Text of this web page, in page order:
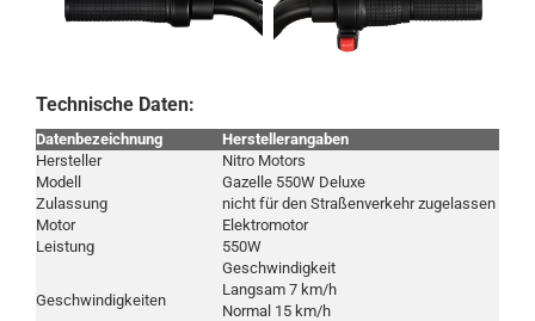
Technische Daten:
Datenbezeichnung
Herstellerangaben
Hersteller
Nitro Motors
Modell
Gazelle 550W Deluxe
Zulassung
nicht für den Straßenverkehr zugelassen
Motor
Elektromotor
Leistung
550W
Geschwindigkeiten
Geschwindigkeit
Langsam 7 km/h
Normal 15 km/h